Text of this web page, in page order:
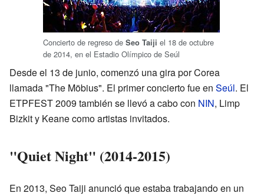
Concierto de regreso de Seo Taiji el 18 de octubre
de 2014, en el Estadio Olímpico de Seúl
Desde el 13 de junio, comenzó una gira por Corea
llamada "The Möbius". El primer concierto fue en Seúl. El
ETPFEST 2009 también se llevó a cabo con NIN, Limp
Bizkit y Keane como artistas invitados.
"Quiet Night" (2014-2015)
En 2013, Seo Taiji anunció que estaba trabajando en un